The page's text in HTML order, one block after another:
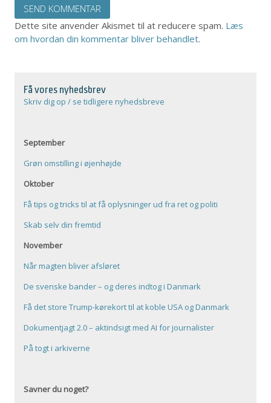
Dette site anvender Akismet til at reducere spam. Læs
om hvordan din kommentar bliver behandlet.
Få vores nyhedsbrev
Skriv dig op / se tidligere nyhedsbreve
September
Grøn omstilling i øjenhøjde
Oktober
Få tips og tricks til at få oplysninger ud fra ret og politi
Skab selv din fremtid
November
Når magten bliver afsløret
De svenske bander – og deres indtog i Danmark
Få det store Trump-kørekort til at koble USA og Danmark
Dokumentjagt 2.0 – aktindsigt med AI for journalister
På togt i arkiverne
Savner du noget?